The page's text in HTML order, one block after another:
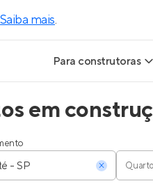
Saiba mais.
Para construtoras
Geração de
Geração de
em